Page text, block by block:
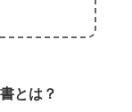
とは？